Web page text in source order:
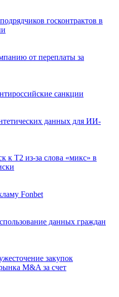
госконтрактов в
от переплаты за
санкции
данных для ИИ-
к Т2 из-за слова «микс» в
Fonbet
данных граждан
закупок
M&A за счет